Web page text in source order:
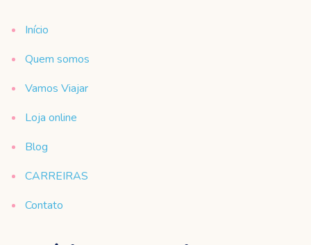
Início
Quem somos
Vamos Viajar
Loja online
Blog
CARREIRAS
Contato